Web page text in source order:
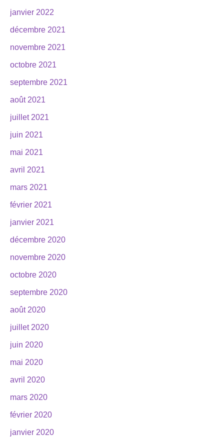
janvier 2022
décembre 2021
novembre 2021
octobre 2021
septembre 2021
août 2021
juillet 2021
juin 2021
mai 2021
avril 2021
mars 2021
février 2021
janvier 2021
décembre 2020
novembre 2020
octobre 2020
septembre 2020
août 2020
juillet 2020
juin 2020
mai 2020
avril 2020
mars 2020
février 2020
janvier 2020